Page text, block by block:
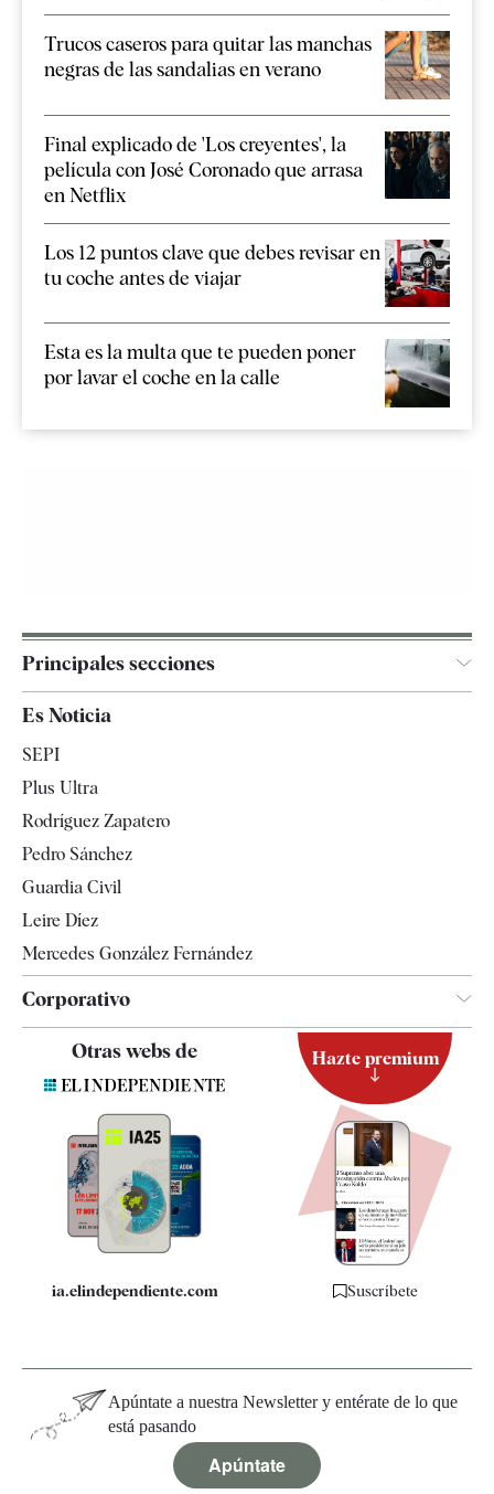
Trucos caseros para quitar las manchas
negras de las sandalias en verano
Final explicado de 'Los creyentes', la
película con José Coronado que arrasa
en Netflix
Los 12 puntos clave que debes revisar en
tu coche antes de viajar
Esta es la multa que te pueden poner
por lavar el coche en la calle
Principales secciones
Televisión
Es Noticia
SEPI
Plus Ultra
Rodríguez Zapatero
Pedro Sánchez
Guardia Civil
Leire Díez
Mercedes González Fernández
Corporativo
Quiénes somos
Especificaciones
Otras webs de
ia.elindependiente.com
Hazte premium
Suscríbete
Apúntate a nuestra Newsletter y entérate de lo que
está pasando
Apúntate